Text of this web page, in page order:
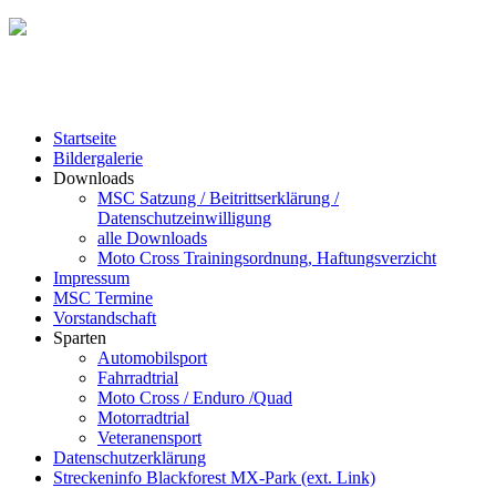
Startseite
Bildergalerie
Downloads
MSC Satzung / Beitrittserklärung /
Datenschutzeinwilligung
alle Downloads
Moto Cross Trainingsordnung, Haftungsverzicht
Impressum
MSC Termine
Vorstandschaft
Sparten
Automobilsport
Fahrradtrial
Moto Cross / Enduro /Quad
Motorradtrial
Veteranensport
Datenschutzerklärung
Streckeninfo Blackforest MX-Park (ext. Link)